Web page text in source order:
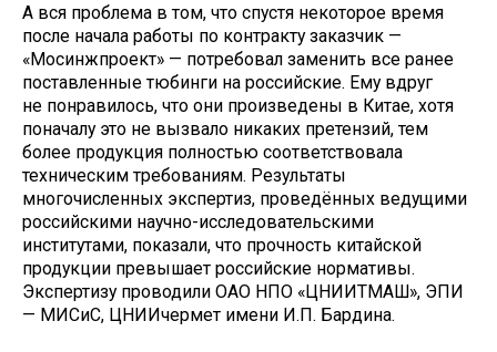
А вся проблема в том, что спустя некоторое время
после начала работы по контракту заказчик —
«Мосинжпроект» — потребовал заменить все ранее
поставленные тюбинги на российские. Ему вдруг
не понравилось, что они произведены в Китае, хотя
поначалу это не вызвало никаких претензий, тем
более продукция полностью соответствовала
техническим требованиям. Результаты
многочисленных экспертиз, проведённых ведущими
российскими научно-исследовательскими
институтами, показали, что прочность китайской
продукции превышает российские нормативы.
Экспертизу проводили ОАО НПО «ЦНИИТМАШ», ЭПИ
— МИСиС, ЦНИИчермет имени И.П. Бардина.